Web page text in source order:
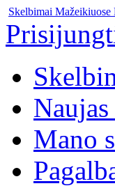
Skelbimai Mažeikiuose
Mano